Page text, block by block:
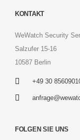
KONTAKT
WeWatch Security
Salzufer 15-16
10587 Berlin
+49 30
FOLGEN SIE UNS